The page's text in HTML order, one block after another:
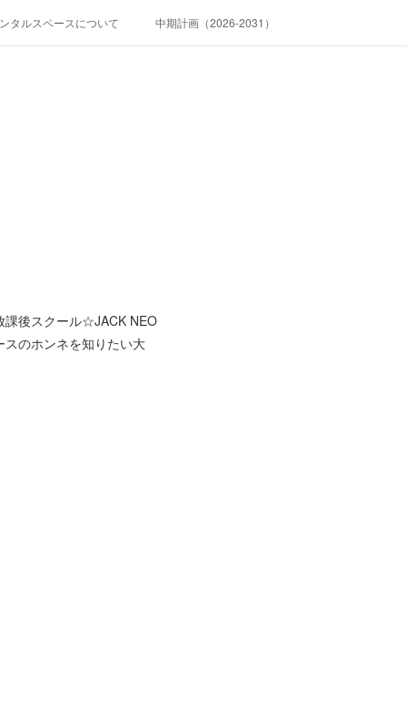
タルスペースについて 中期計画（2026-2031）
課後スクール☆JACK NEO
のホンネを知りたい大